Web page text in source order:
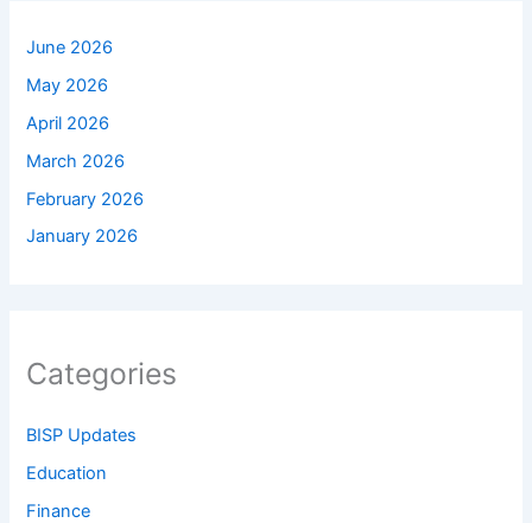
June 2026
May 2026
April 2026
March 2026
February 2026
January 2026
Categories
BISP Updates
Education
Finance